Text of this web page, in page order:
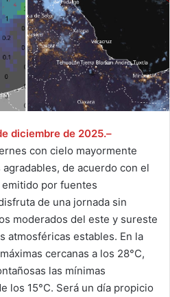
diciembre de 2025.–
con cielo mayormente
de acuerdo con el
por fuentes
de una jornada sin
moderados del este y sureste
atmosféricas estables. En la
cercanas a los 28°C,
las mínimas
los 15°C. Será un día propicio